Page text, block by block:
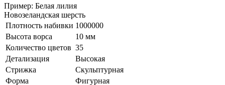
Пример: Белая лилия
Новозеландская шерсть
Плотность набивки 1000000
Высота ворса
10 мм
Количество цветов 35
Детализация
Высокая
Стрижка
Скульптурная
Форма
Фигурная